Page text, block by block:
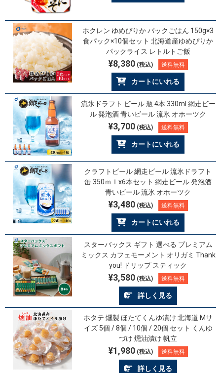
ホクレン ゆめぴりか パックごはん 150g×3
食パック×10個セット 北海道産ゆめぴりか
パックライス レトルトご飯
¥8,380(税込) 送料無料
カートにいれる
流氷ドラフト ビール 瓶 4本 330ml 網走ビー
ル 発泡酒 青いビール 流氷 オホーツク
¥3,700(税込) 送料無料
カートにいれる
クラフトビール 網走ビール 流氷ドラフト
缶 350ｍｌx6本セット 網走ビール 発泡酒
青いビール 流氷 オホーツク
¥3,480(税込) 送料無料
カートにいれる
スターバックス ギフト 選べる プレミアム
ミックス カフェモーメント オリガミ Thank
you! ドリップ スティック
¥3,580(税込) 送料無料
詳しく見る
ホタテ 燻製 ほたてくんゆ漬け 北海道 Mサ
イズ 5個 / 8個 / 10個 / 20個 セット くんゆ
づけ 燻油漬け 帆立
¥1,980(税込) 送料無料
詳しく見る